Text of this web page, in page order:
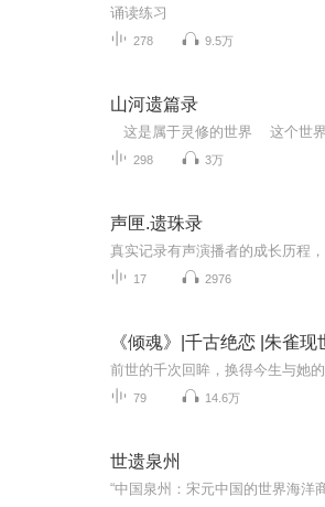
诵读练习
278 9.5万
山河遗篇录
298 3万
声匣.遗珠录
17 2976
《倾魂》|千古绝恋 |朱雀现
79 14.6万
世遗泉州